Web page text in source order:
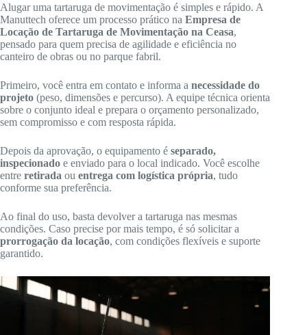
Alugar uma tartaruga de movimentação é simples e rápido. A
Manuttech oferece um processo prático na Empresa de
Locação de Tartaruga de Movimentação na Ceasa,
pensado para quem precisa de agilidade e eficiência no
canteiro de obras ou no parque fabril.
Primeiro, você entra em contato e informa a necessidade do
projeto (peso, dimensões e percurso). A equipe técnica orienta
sobre o conjunto ideal e prepara o orçamento personalizado,
sem compromisso e com resposta rápida.
Depois da aprovação, o equipamento é separado,
inspecionado e enviado para o local indicado. Você escolhe
entre retirada ou entrega com logística própria, tudo
conforme sua preferência.
Ao final do uso, basta devolver a tartaruga nas mesmas
condições. Caso precise por mais tempo, é só solicitar a
prorrogação da locação, com condições flexíveis e suporte
garantido.